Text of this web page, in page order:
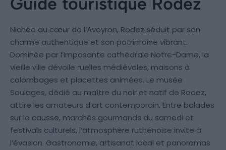
Nichée au cœur de l’Aveyron, Rodez séduit par son
charme authentique et son patrimoine vibrant.
Dominée par l’imposante cathédrale Notre-Dame, la
vieille ville dévoile ruelles médiévales, maisons à
colombages et placettes animées. Le musée
Soulages, dédié au maître du noir et natif de Rodez,
attire les amateurs d’art contemporain. Entre balades
sur le causse, marchés gourmands du samedi et
festivals culturels, l’atmosphère ruthénoise invite à
l’évasion. Gastronomie, artisanat local et panoramas